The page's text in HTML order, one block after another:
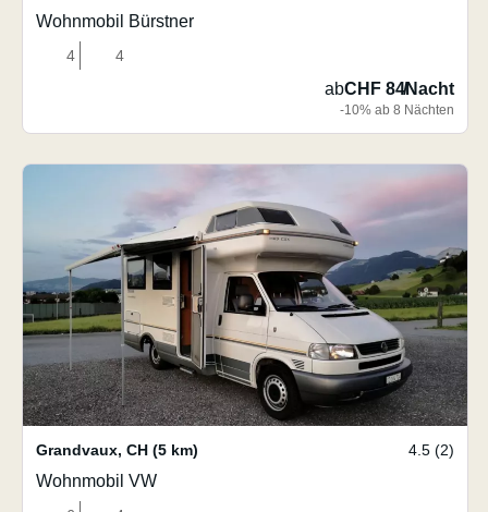
Wohnmobil Bürstner
4 4
abCHF 84/Nacht
-10% ab 8 Nächten
Grandvaux, CH (5 km) 4.5 (2)
Wohnmobil VW